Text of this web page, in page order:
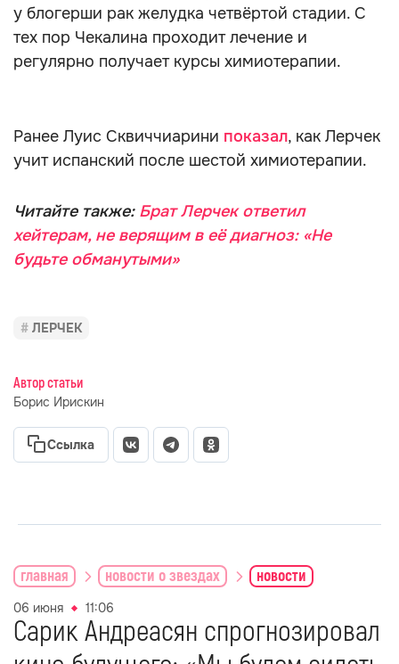
у блогерши рак желудка четвёртой стадии. С
тех пор Чекалина проходит лечение и
регулярно получает курсы химиотерапии.
Ранее Луис Сквиччиарини показал, как Лерчек
учит испанский после шестой химиотерапии.
Читайте также: Брат Лерчек ответил
хейтерам, не верящим в её диагноз: «Не
будьте обманутыми»
ЛЕРЧЕК
Автор статьи
Борис Ирискин
Ссылка
главная новости о звездах новости
06 июня 11:06
Сарик Андреасян спрогнозировал